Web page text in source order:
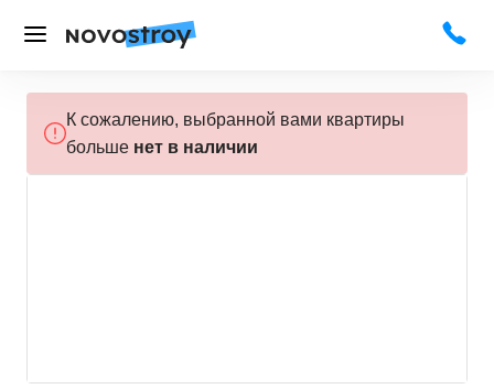
К сожалению, выбранной вами квартиры
больше нет в наличии